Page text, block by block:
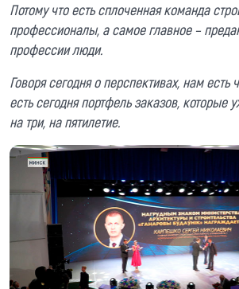
Потому что есть сплоченная команда
профессионалы, а самое главное –
профессии люди.
Говоря сегодня о перспективах, нам есть
есть сегодня портфель заказов, которые
на три, на пятилетие.